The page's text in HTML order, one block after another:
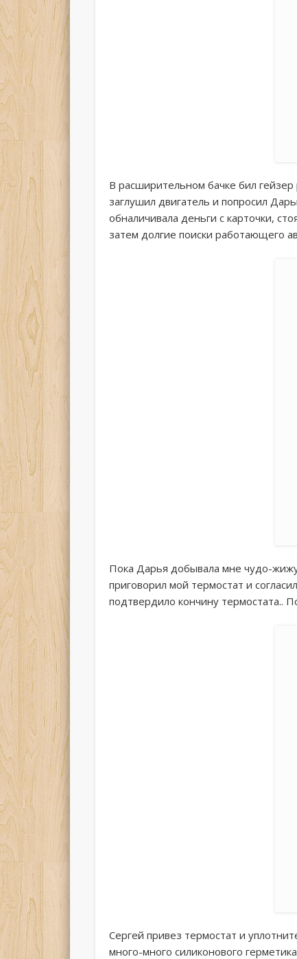
В расширительном бачке бил гейзер
заглушил двигатель и попросил
обналичивала деньги с карточки,
затем долгие поиски работающего
Пока Дарья добывала мне чудо-
приговорил мой термостат и
подтвердило кончину термостата..
Сергей привез термостат и
много-много силиконового